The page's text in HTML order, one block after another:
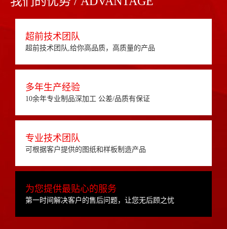
超前技术团队
超前技术团队,给你高品质，高质量的产品
多年生产经验
10余年专业制品深加工 公差/品质有保证
专业技术团队
可根据客户提供的图纸和样板制造产品
为您提供最贴心的服务
第一时间解决客户的售后问题，让您无后顾之忧